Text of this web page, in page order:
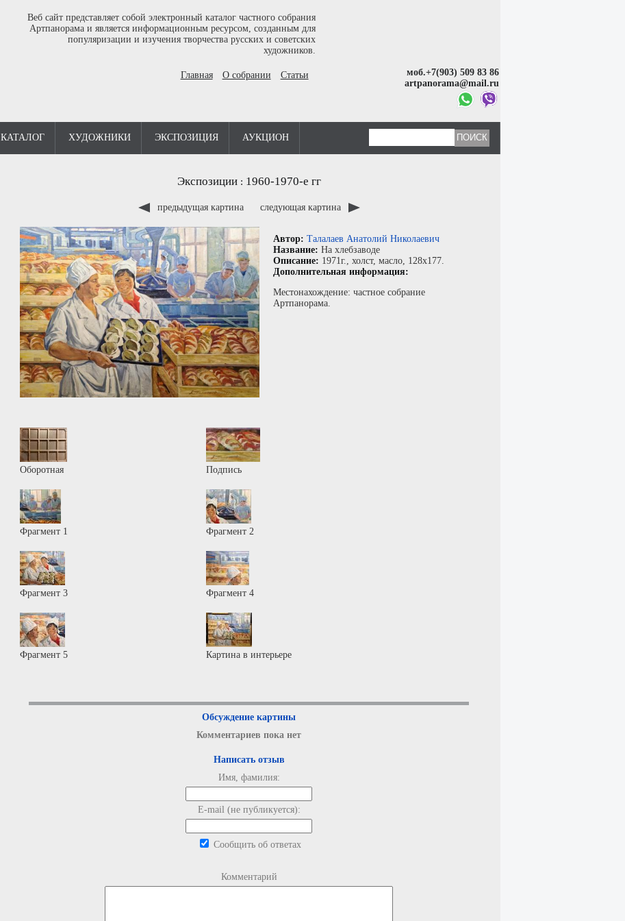
Веб сайт представляет собой электронный каталог частного собрания
Артпанорама и является информационным ресурсом, созданным для
популяризации и изучения творчества русских и советских
художников.
Главная О собрании Статьи
моб.+7(903) 509 83 86
artpanorama@mail.ru
КАТАЛОГ ХУДОЖНИКИ ЭКСПОЗИЦИЯ АУКЦИОН
Экспозиции: 1960-1970-е гг
предыдущая картина следующая картина
Автор: Талалаев Анатолий Николаевич
Название: На хлебзаводе
Описание: 1971г., холст, масло, 128x177.
Дополнительная информация:
Местонахождение: частное собрание
Артпанорама.
Оборотная Подпись
Фрагмент 1 Фрагмент 2
Фрагмент 3 Фрагмент 4
Фрагмент 5 Картина в интерьере
Обсуждение картины
Комментариев пока нет
Написать отзыв
Имя, фамилия:
E-mail (не публикуется):
Сообщить об ответах
Комментарий